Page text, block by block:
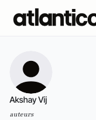
Akshay Vij
auteurs